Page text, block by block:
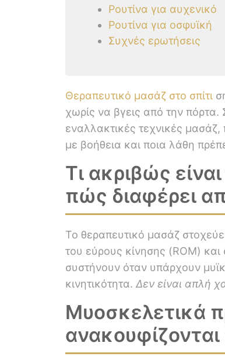
Ρουτίνα για αυχενικό
Ρουτίνα για οσφυϊκή
Συχνές ερωτήσεις
Θεραπευτικό μασάζ στο σπίτι
χωρίς να βγεις από την
εναλλακτικές τεχνικές μασάζ,
με βοήθεια και ποια λάθη
Τι ακριβώς
πώς διαφέρει
Το θεραπευτικό μασάζ
του εύρους κίνησης (ROM)
συστήνουν όταν υπάρχουν
κινητικότητα. Δεν είναι απλή
Μυοσκελετικά
ανακουφίζονται